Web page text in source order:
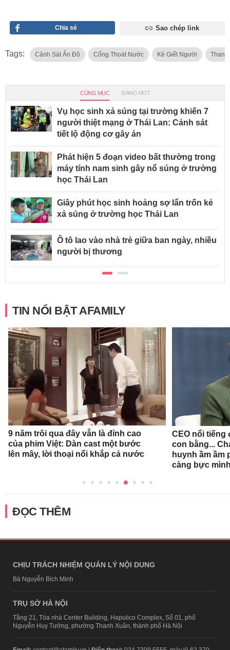
Chia sẻ Sao chép link
Tags: Cảnh Sát Ấn Độ Cống Thoát Nước Kẻ Giết Người Thanh
CÙNG MỤC ĐANG HOT
Vụ học sinh xả súng tại trường khiến 7
người thiệt mạng ở Thái Lan: Cảnh sát
tiết lộ động cơ gây án
Phát hiện 5 đoạn video bất thường trong
máy tính nam sinh gây nổ súng ở trường
học Thái Lan
Giây phút học sinh hoảng sợ lẩn trốn kẻ
xả súng ở trường học Thái Lan
Ô tô lao vào nhà trẻ giữa ban ngày, nhiều
người bị thương
TIN NỔI BẬT AFAMILY
9 năm trôi qua đây vẫn là đỉnh cao
của phim Việt: Dàn cast một bước
lên mây, lời thoại nổi khắp cả nước
CEO nổi tiếng
con bằng...
huynh ầm ầm
càng bực
ĐỌC THÊM
CHỊU TRÁCH NHIỆM QUẢN LÝ NỘI DUNG
Bà Nguyễn Bích Minh
TRỤ SỞ HÀ NỘI
Tầng 21, Tòa nhà Center Building, Hapulico Complex, Số 01, phố
Nguyễn Huy Tưởng, phường Thanh Xuân, thành phố Hà Nội